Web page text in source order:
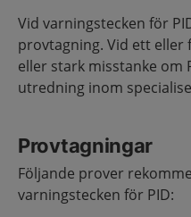
Vid varningstecken för
provtagning. Vid ett eller
eller stark misstanke
utredning inom
Provtagningar
Följande prover
varningstecken för PID: